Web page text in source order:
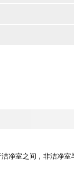
室之间，非洁净室